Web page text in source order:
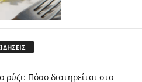
ρύζι: Πόσο διατηρείται στο